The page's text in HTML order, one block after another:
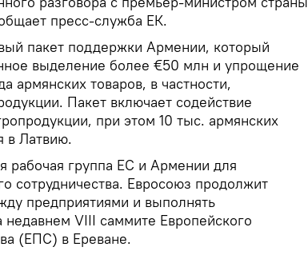
пресс-служба ЕК.
пакет поддержки Армении, который
выделение более €50 млн и упрощение
армянских товаров, в частности,
Пакет включает содействие
при этом 10 тыс. армянских
в Латвию.
рабочая группа ЕС и Армении для
сотрудничества. Евросоюз продолжит
предприятиями и выполнять
недавнем VIII саммите Европейского
(ЕПС) в Ереване.